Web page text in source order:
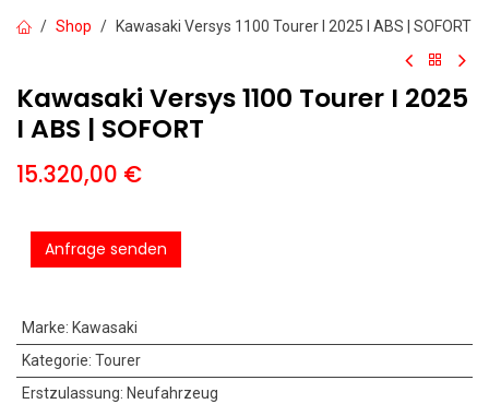
Shop Kawasaki Versys 1100 Tourer I 2025 I ABS | SOFORT
Kawasaki Versys 1100 Tourer I 2025
I ABS | SOFORT
15.320,00 €
Anfrage senden
Marke: Kawasaki
Kategorie: Tourer
Erstzulassung: Neufahrzeug